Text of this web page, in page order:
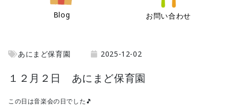
Blog お問い合わせ
あにまど保育園 2025-12-02
１２月２日 あにまど保育園
この日は音楽会の日でした🎵